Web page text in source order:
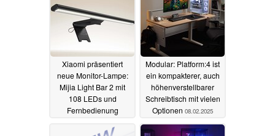
Xiaomi präsentiert
neue Monitor-Lampe:
Mijia Light Bar 2 mit
108 LEDs und
Fernbedienung
Modular: Platform:4 ist
ein kompakterer, auch
höhenverstellbarer
Schreibtisch mit vielen
Optionen 08.02.2025